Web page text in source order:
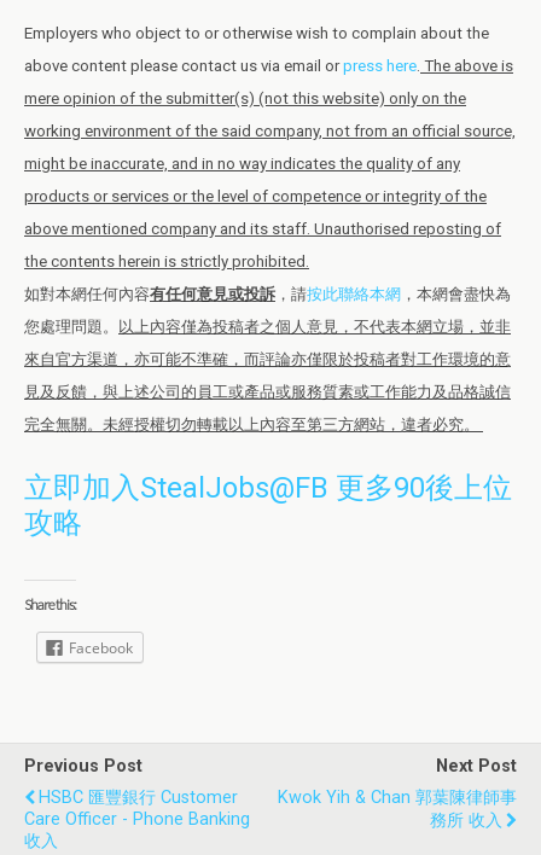
Employers who object to or otherwise wish to complain about the
above content please contact us via email orpress here. The above is
mere opinion of the submitter(s) (not this website) only on the
working environment of the said company, not from an official source,
might be inaccurate, and in no way indicates the quality of any
products or services or the level of competence or integrity of the
above mentioned company and its staff. Unauthorised reposting of
the contents herein is strictly prohibited.
如對本網任何內容有任何意見或投訴 ，請按此聯絡本網 ，本網會盡快為
您處理問題。
以上內容僅為投稿者之個人意見，不代表本網立場，並非
來自官方渠道，亦可能不準確，而評論亦僅限於投稿者對工作環境的意
見及反饋，與上述公司的員工或產品或服務質素或工作能力及品格誠信
完全無關。未經授權切勿轉載以上內容至第三方網站，違者必究。
立即加入StealJobs@FB 更多90後上位
攻略
Share this:
Facebook
Previous Post
HSBC 匯豐銀行 Customer
Care Officer - Phone Banking
收入
Next Post
Kwok Yih & Chan 郭葉陳律師事
務所 收入